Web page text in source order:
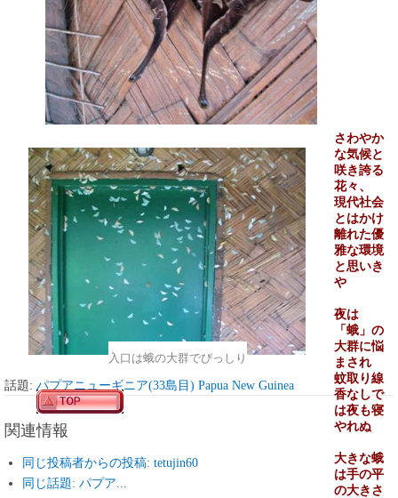
入口は蛾の大群でびっしり
さわやか
な気候と
咲き誇る
花々、
現代社会
とはかけ
離れた優
雅な環境
と思いき
や
夜は
「蛾」の
大群に悩
まされ
蚊取り線
香なしで
は夜も寝
やれぬ
大きな蛾
は手の平
の大きさ
話題: パプアニューギニア(33島目) Papua New Guinea
関連情報
同じ投稿者からの投稿: tetujin60
同じ話題: パプア...